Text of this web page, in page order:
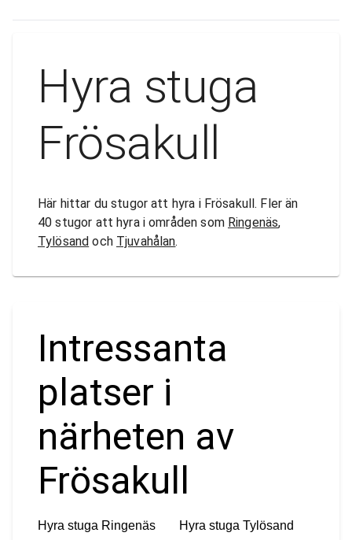
Hyra stuga
Frösakull
Här hittar du stugor att hyra i Frösakull. Fler än
40 stugor att hyra i områden som Ringenäs,
Tylösand och Tjuvahålan.
Intressanta
platser i
närheten av
Frösakull
Hyra stuga Ringenäs Hyra stuga Tylösand